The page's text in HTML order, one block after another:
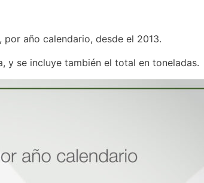
año calendario, desde el 2013.
y se incluye también el total en toneladas.